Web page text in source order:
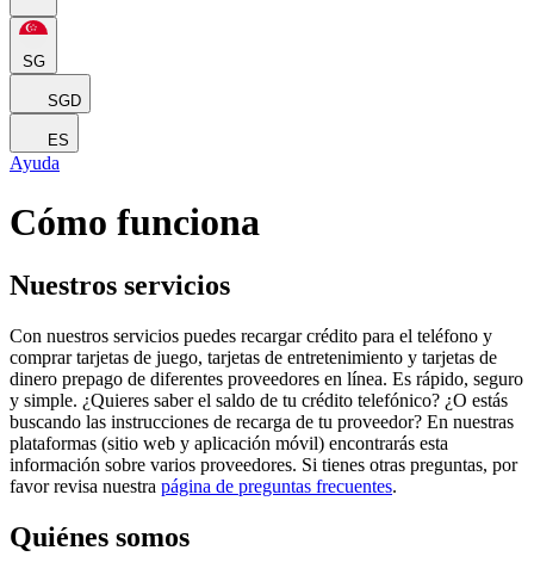
SG
SGD
ES
Ayuda
Cómo funciona
Nuestros servicios
Con nuestros servicios puedes recargar crédito para el teléfono y
comprar tarjetas de juego, tarjetas de entretenimiento y tarjetas de
dinero prepago de diferentes proveedores en línea. Es rápido, seguro
y simple. ¿Quieres saber el saldo de tu crédito telefónico? ¿O estás
buscando las instrucciones de recarga de tu proveedor? En nuestras
plataformas (sitio web y aplicación móvil) encontrarás esta
información sobre varios proveedores. Si tienes otras preguntas, por
favor revisa nuestra página de preguntas frecuentes.
Quiénes somos